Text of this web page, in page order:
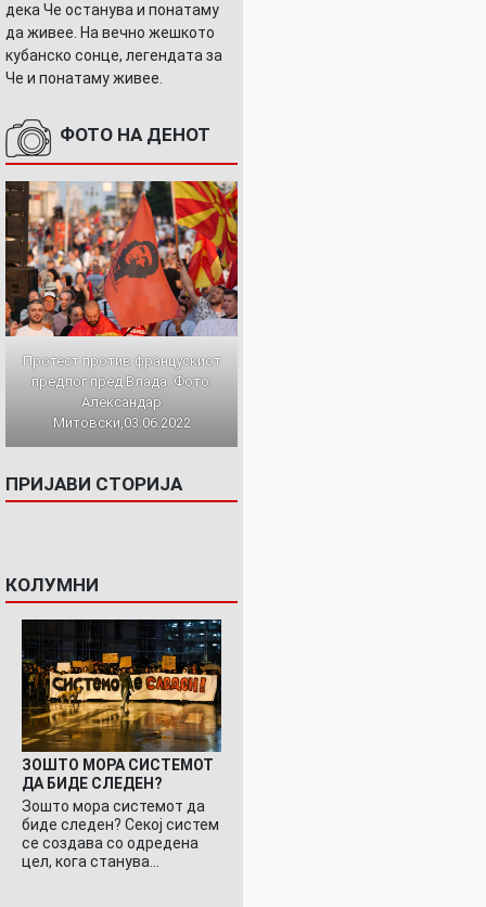
дека Че останува и понатаму
да живее. На вечно жешкото
кубанско сонце, легендата за
Че и понатаму живее.
ФОТО НА ДЕНОТ
Протест против францускиот
предлог пред Влада. Фото:
Александар
Митовски,03.06.2022
ПРИЈАВИ СТОРИЈА
КОЛУМНИ
ЗОШТО МОРА СИСТЕМОТ
ДА БИДЕ СЛЕДЕН?
Зошто мора системот да
биде следен? Секој систем
се создава со одредена
цел, кога станува…